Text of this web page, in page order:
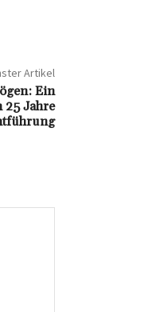
Artikel
Ein
25 Jahre